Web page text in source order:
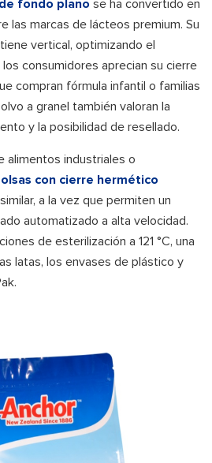
fondo plano se ha convertido en
las marcas de lácteos premium. Su
vertical, optimizando el
consumidores aprecian su cierre
compran fórmula infantil o familias
a granel también valoran la
y la posibilidad de resellado.
alimentos industriales o
con cierre hermético
a la vez que permiten un
automatizado a alta velocidad.
de esterilización a 121 °C, una
latas, los envases de plástico y